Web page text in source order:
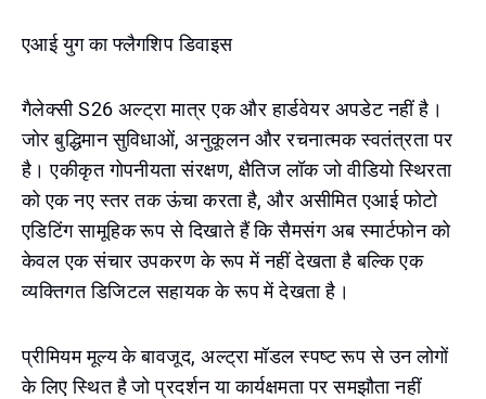
एआई युग का फ्लैगशिप डिवाइस
गैलेक्सी S26 अल्ट्रा मात्र एक और हार्डवेयर अपडेट नहीं है।
जोर बुद्धिमान सुविधाओं, अनुकूलन और रचनात्मक स्वतंत्रता पर
है। एकीकृत गोपनीयता संरक्षण, क्षैतिज लॉक जो वीडियो स्थिरता
को एक नए स्तर तक ऊंचा करता है, और असीमित एआई फोटो
एडिटिंग सामूहिक रूप से दिखाते हैं कि सैमसंग अब स्मार्टफोन को
केवल एक संचार उपकरण के रूप में नहीं देखता है बल्कि एक
व्यक्तिगत डिजिटल सहायक के रूप में देखता है।
प्रीमियम मूल्य के बावजूद, अल्ट्रा मॉडल स्पष्ट रूप से उन लोगों
के लिए स्थित है जो प्रदर्शन या कार्यक्षमता पर समझौता नहीं